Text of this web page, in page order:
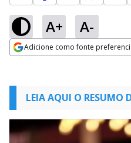
A+ A-
Adicione como fonte
LEIA AQUI O RESUMO